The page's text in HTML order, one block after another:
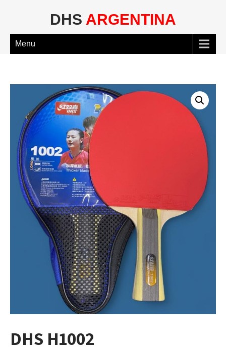
DHS ARGENTINA
Menu
DHS H1002